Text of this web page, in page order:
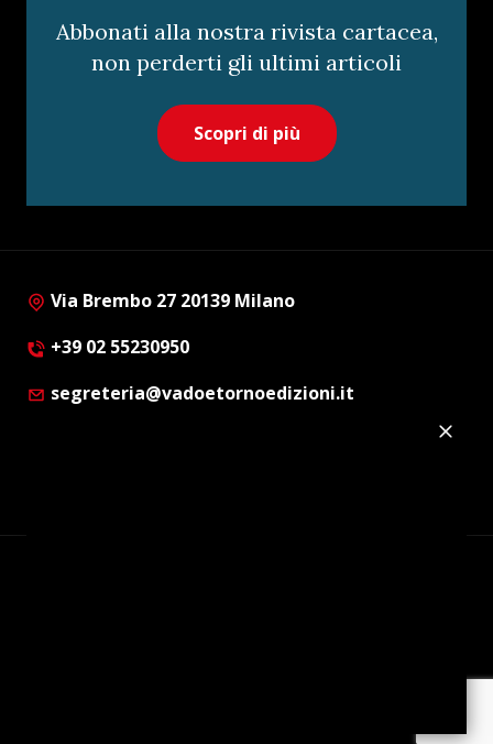
Abbonati alla nostra rivista cartacea,
non perderti gli ultimi articoli
Scopri di più
Via Brembo 27 20139 Milano
+39 02 55230950
segreteria@vadoetornoedizioni.it